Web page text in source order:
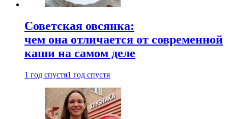
Советская овсянка:
чем она отличается от современной
каши на самом деле
1 год спустя1 год спустя